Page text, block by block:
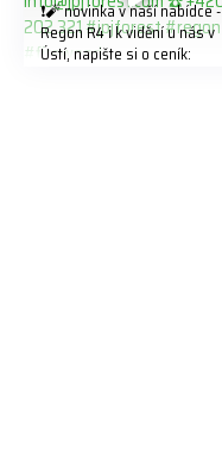
❗️🧨 novinka v naší nabídce -
Regon R4 ℹ️ k vidění u nás v
Ústí, napište si o ceník: